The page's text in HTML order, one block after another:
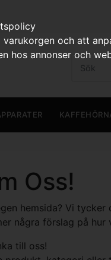
Oss!
hemsida? Vi
några förslag på
till oss!
och att
hos annonser och